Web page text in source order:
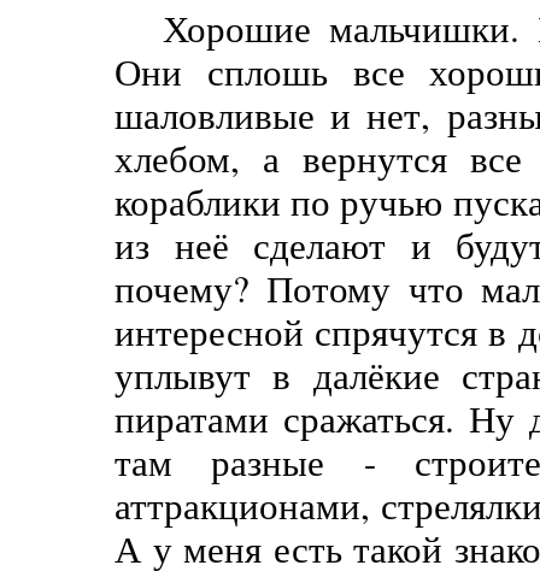
Хорошие мальчишки.
Они сплошь все
шаловливые и нет,
хлебом, а вернутся
кораблики по ручью
из неё сделают и
почему? Потому что
интересной спрячутся в
уплывут в далёкие
пиратами сражаться.
там разные -
аттракционами,
А у меня есть такой